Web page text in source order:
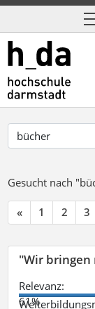
Gesucht nach
« 1 2 3
"Wir bringen
Relevanz:
61%